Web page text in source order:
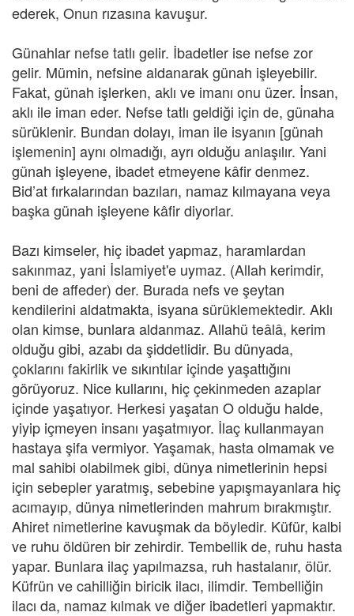
ederek, Onun rızasına kavuşur.
Günahlar nefse tatlı gelir. İbadetler ise nefse zor
gelir. Mümin, nefsine aldanarak günah işleyebilir.
Fakat, günah işlerken, aklı ve imanı onu üzer. İnsan,
aklı ile iman eder. Nefse tatlı geldiği için de, günaha
sürüklenir. Bundan dolayı, iman ile isyanın [günah
işlemenin] aynı olmadığı, ayrı olduğu anlaşılır. Yani
günah işleyene, ibadet etmeyene kâfir denmez.
Bid’at fırkalarından bazıları, namaz kılmayana veya
başka günah işleyene kâfir diyorlar.
Bazı kimseler, hiç ibadet yapmaz, haramlardan
sakınmaz, yani İslamiyet'e uymaz. (Allah kerimdir,
beni de affeder) der. Burada nefs ve şeytan
kendilerini aldatmakta, isyana sürüklemektedir. Aklı
olan kimse, bunlara aldanmaz. Allahü teâlâ, kerim
olduğu gibi, azabı da şiddetlidir. Bu dünyada,
çoklarını fakirlik ve sıkıntılar içinde yaşattığını
görüyoruz. Nice kullarını, hiç çekinmeden azaplar
içinde yaşatıyor. Herkesi yaşatan O olduğu halde,
yiyip içmeyen insanı yaşatmıyor. İlaç kullanmayan
hastaya şifa vermiyor. Yaşamak, hasta olmamak ve
mal sahibi olabilmek gibi, dünya nimetlerinin hepsi
için sebepler yaratmış, sebebine yapışmayanlara hiç
acımayıp, dünya nimetlerinden mahrum bırakmıştır.
Ahiret nimetlerine kavuşmak da böyledir. Küfür, kalbi
ve ruhu öldüren bir zehirdir. Tembellik de, ruhu hasta
yapar. Bunlara ilaç yapılmazsa, ruh hastalanır, ölür.
Küfrün ve cahilliğin biricik ilacı, ilimdir. Tembelliğin
ilacı da, namaz kılmak ve diğer ibadetleri yapmaktır.